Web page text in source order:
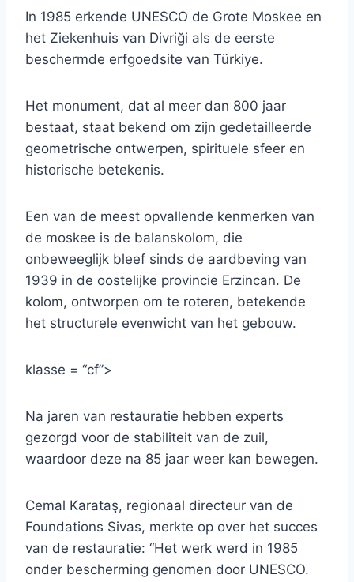
In 1985 erkende UNESCO de Grote Moskee en
het Ziekenhuis van Divriği als de eerste
beschermde erfgoedsite van Türkiye.
Het monument, dat al meer dan 800 jaar
bestaat, staat bekend om zijn gedetailleerde
geometrische ontwerpen, spirituele sfeer en
historische betekenis.
Een van de meest opvallende kenmerken van
de moskee is de balanskolom, die
onbeweeglijk bleef sinds de aardbeving van
1939 in de oostelijke provincie Erzincan. De
kolom, ontworpen om te roteren, betekende
het structurele evenwicht van het gebouw.
klasse = “cf”>
Na jaren van restauratie hebben experts
gezorgd voor de stabiliteit van de zuil,
waardoor deze na 85 jaar weer kan bewegen.
Cemal Karataş, regionaal directeur van de
Foundations Sivas, merkte op over het succes
van de restauratie: “Het werk werd in 1985
onder bescherming genomen door UNESCO.